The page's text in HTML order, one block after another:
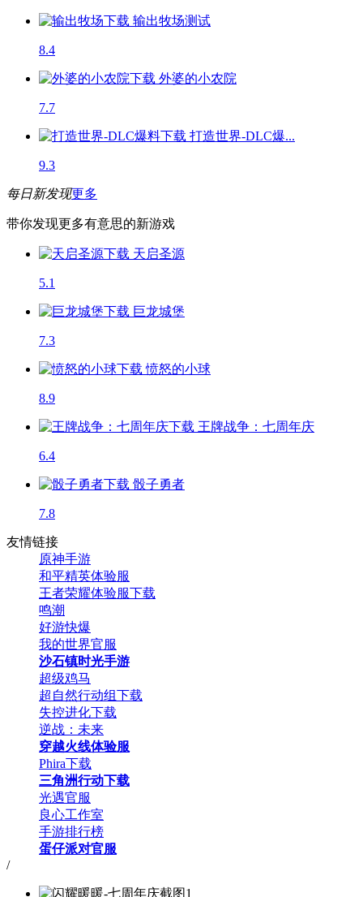
输出牧场测试
8.4
外婆的小农院
7.7
打造世界-DLC爆...
9.3
每日新发现更多
带你发现更多有意思的新游戏
天启圣源
5.1
巨龙城堡
7.3
愤怒的小球
8.9
王牌战争：七周年庆
6.4
骰子勇者
7.8
友情链接
原神手游
和平精英体验服
王者荣耀体验服下载
鸣潮
好游快爆
我的世界官服
沙石镇时光手游
超级鸡马
超自然行动组下载
失控进化下载
逆战：未来
穿越火线体验服
Phira下载
三角洲行动下载
光遇官服
良心工作室
手游排行榜
蛋仔派对官服
/